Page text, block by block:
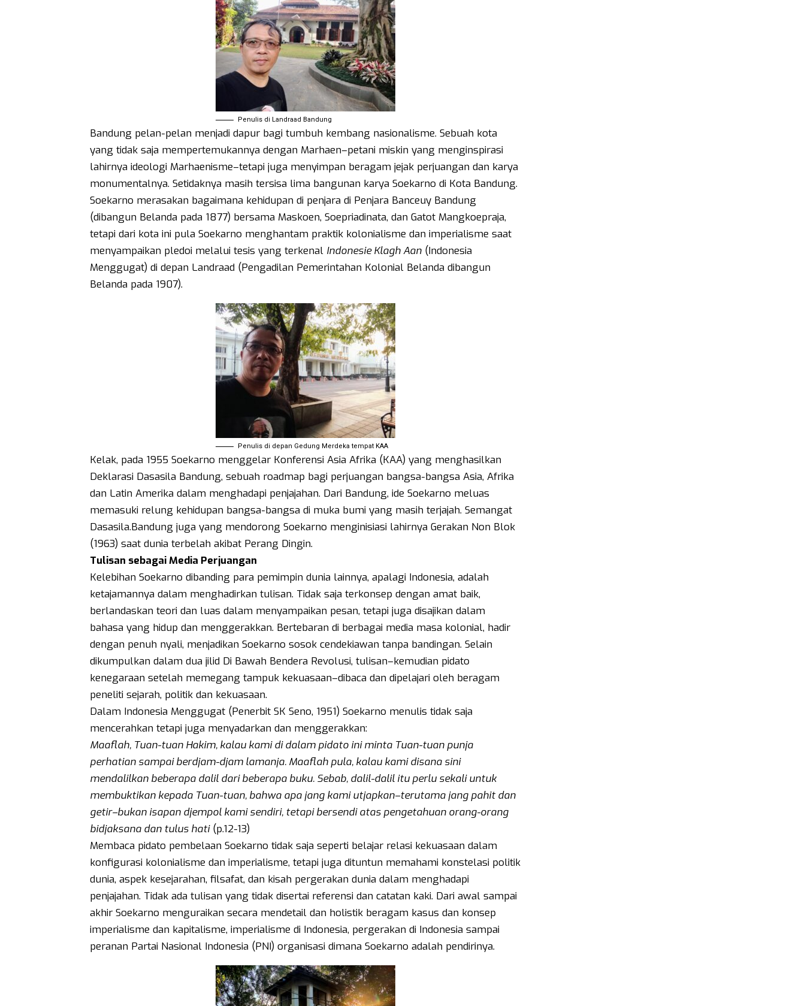
Penulis di Landraad Bandung
Bandung pelan-pelan menjadi dapur bagi tumbuh kembang nasionalisme. Sebuah kota
yang tidak saja mempertemukannya dengan Marhaen–petani miskin yang menginspirasi
lahirnya ideologi Marhaenisme–tetapi juga menyimpan beragam jejak perjuangan dan karya
monumentalnya. Setidaknya masih tersisa lima bangunan karya Soekarno di Kota Bandung.
Soekarno merasakan bagaimana kehidupan di penjara di Penjara Banceuy Bandung
(dibangun Belanda pada 1877) bersama Maskoen, Soepriadinata, dan Gatot Mangkoepraja,
tetapi dari kota ini pula Soekarno menghantam praktik kolonialisme dan imperialisme saat
menyampaikan pledoi melalui tesis yang terkenal Indonesie Klagh Aan(Indonesia
Menggugat) di depan Landraad (Pengadilan Pemerintahan Kolonial Belanda dibangun
Belanda pada 1907).
Penulis di depan Gedung Merdeka tempat KAA
Kelak, pada 1955 Soekarno menggelar Konferensi Asia Afrika (KAA) yang menghasilkan
Deklarasi Dasasila Bandung, sebuah roadmap bagi perjuangan bangsa-bangsa Asia, Afrika
dan Latin Amerika dalam menghadapi penjajahan. Dari Bandung, ide Soekarno meluas
memasuki relung kehidupan bangsa-bangsa di muka bumi yang masih terjajah. Semangat
Dasasila.Bandung juga yang mendorong Soekarno menginisiasi lahirnya Gerakan Non Blok
(1963) saat dunia terbelah akibat Perang Dingin.
Tulisan sebagai Media Perjuangan
Kelebihan Soekarno dibanding para pemimpin dunia lainnya, apalagi Indonesia, adalah
ketajamannya dalam menghadirkan tulisan. Tidak saja terkonsep dengan amat baik,
berlandaskan teori dan luas dalam menyampaikan pesan, tetapi juga disajikan dalam
bahasa yang hidup dan menggerakkan. Bertebaran di berbagai media masa kolonial, hadir
dengan penuh nyali, menjadikan Soekarno sosok cendekiawan tanpa bandingan. Selain
dikumpulkan dalam dua jilid Di Bawah Bendera Revolusi, tulisan–kemudian pidato
kenegaraan setelah memegang tampuk kekuasaan–dibaca dan dipelajari oleh beragam
peneliti sejarah, politik dan kekuasaan.
Dalam Indonesia Menggugat (Penerbit SK Seno, 1951) Soekarno menulis tidak saja
mencerahkan tetapi juga menyadarkan dan menggerakkan:
Maaflah, Tuan-tuan Hakim, kalau kami di dalam pidato ini minta Tuan-tuan punja
perhatian sampai berdjam-djam lamanja. Maaflah pula, kalau kami disana sini
mendalilkan beberapa dalil dari beberapa buku. Sebab, dalil-dalil itu perlu sekali untuk
membuktikan kepada Tuan-tuan, bahwa apa jang kami utjapkan–terutama jang pahit dan
getir–bukan isapan djempol kami sendiri, tetapi bersendi atas pengetahuan orang-orang
bidjaksana dan tulus hati(p.12-13)
Membaca pidato pembelaan Soekarno tidak saja seperti belajar relasi kekuasaan dalam
konfigurasi kolonialisme dan imperialisme, tetapi juga dituntun memahami konstelasi politik
dunia, aspek kesejarahan, filsafat, dan kisah pergerakan dunia dalam menghadapi
penjajahan. Tidak ada tulisan yang tidak disertai referensi dan catatan kaki. Dari awal sampai
akhir Soekarno menguraikan secara mendetail dan holistik beragam kasus dan konsep
imperialisme dan kapitalisme, imperialisme di Indonesia, pergerakan di Indonesia sampai
peranan Partai Nasional Indonesia (PNI) organisasi dimana Soekarno adalah pendirinya.